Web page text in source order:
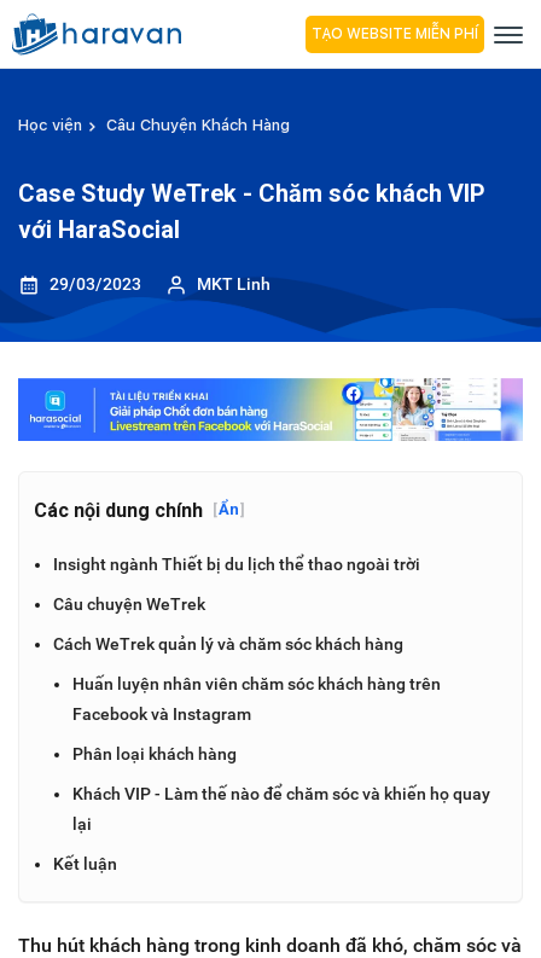
TẠO WEBSITE MIỄN PHÍ
Học viện Câu Chuyện Khách Hàng
Case Study WeTrek - Chăm sóc khách VIP
với HaraSocial
29/03/2023 MKT Linh
Các nội dung chính [Ẩn]
Insight ngành Thiết bị du lịch thể thao ngoài trời
Câu chuyện WeTrek
Cách WeTrek quản lý và chăm sóc khách hàng
Huấn luyện nhân viên chăm sóc khách hàng trên
Facebook và Instagram
Phân loại khách hàng
Khách VIP - Làm thế nào để chăm sóc và khiến họ quay
lại
Kết luận
Thu hút khách hàng trong kinh doanh đã khó, chăm sóc và